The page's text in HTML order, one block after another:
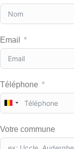
Email
Téléphone
B
e
g
Votre commune